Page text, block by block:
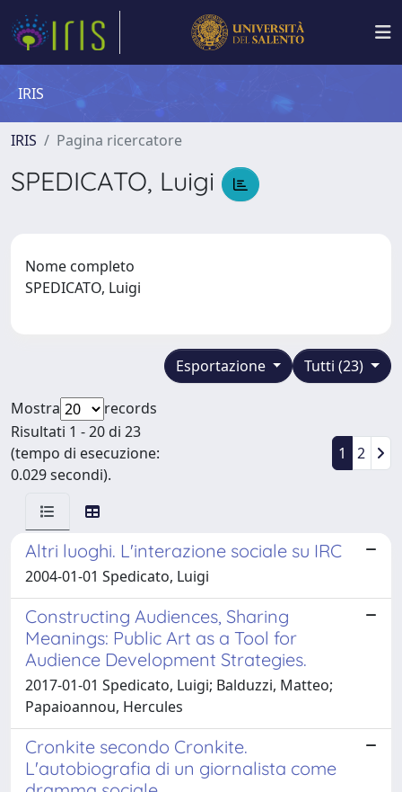
IRIS
IRIS Pagina ricercatore
SPEDICATO, Luigi
Nome completo
SPEDICATO, Luigi
Tutti (23)
Esportazione
Mostra
records
Risultati 1 - 20 di 23
(tempo di esecuzione:
0.029 secondi).
1 2
Altri luoghi. L'interazione sociale su IRC
2004-01-01 Spedicato, Luigi
Constructing Audiences, Sharing
Meanings: Public Art as a Tool for
Audience Development Strategies.
2017-01-01 Spedicato, Luigi; Balduzzi, Matteo;
Papaioannou, Hercules
Cronkite secondo Cronkite.
L'autobiografia di un giornalista come